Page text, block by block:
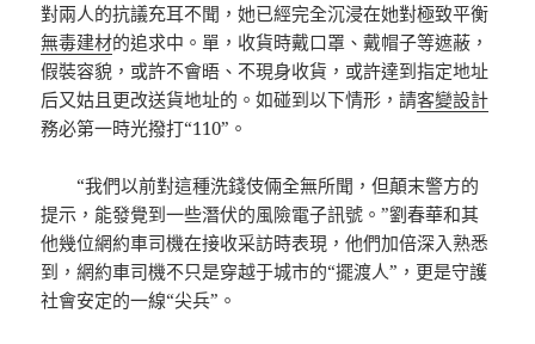
對兩人的抗議充耳不聞，她已經完全沉浸在她對極致平衡
無毒建材的追求中。單，收貨時戴口罩、戴帽子等遮蔽，
假裝容貌，或許不會晤、不現身收貨，或許達到指定地址
后又姑且更改送貨地址的。如碰到以下情形，請客變設計
務必第一時光撥打“110”。
“我們以前對這種洗錢伎倆全無所聞，但顛末警方的
提示，能發覺到一些潛伏的風險電子訊號。”劉春華和其
他幾位網約車司機在接收采訪時表現，他們加倍深入熟悉
到，網約車司機不只是穿越于城市的“擺渡人”，更是守護
社會安定的一線“尖兵”。